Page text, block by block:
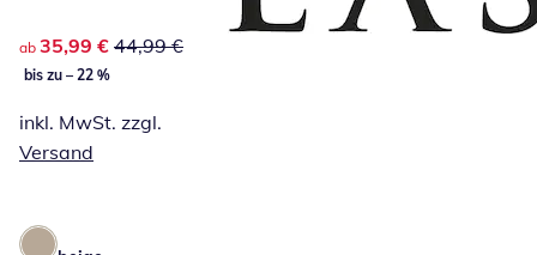
reduzierter Preis 35,99 €, vorheriger Preis: 44,99 €
ab 35,99 € 44,99 €
bis zu – 22 %
inkl. MwSt. zzgl.
Versand